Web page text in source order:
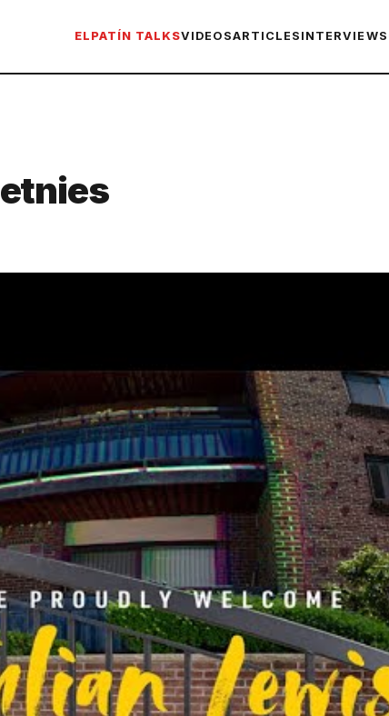
ELPATÍN TALKSVIDEOSARTICLES INTERVIEWS